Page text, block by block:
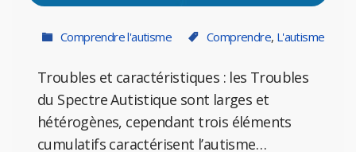
Comprendre l'autisme Comprendre, L'autisme
Troubles et caractéristiques : les Troubles
du Spectre Autistique sont larges et
hétérogènes, cependant trois éléments
cumulatifs caractérisent l’autisme…